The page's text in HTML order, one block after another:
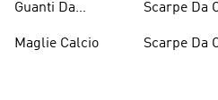
Guanti Da
Maglie Calcio
Scarpe Da
Scarpe Da